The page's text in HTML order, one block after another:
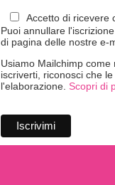
Accetto di ricevere
Puoi annullare
di pagina delle nostre e-
Usiamo Mailchimp
iscriverti, riconosci che
l'elaborazione. Scopri di